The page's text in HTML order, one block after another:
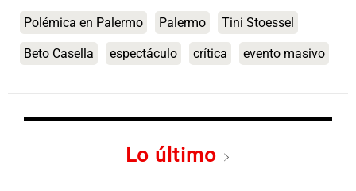
Polémica en Palermo Palermo Tini Stoessel
Beto Casella espectáculo crítica evento masivo
Lo último